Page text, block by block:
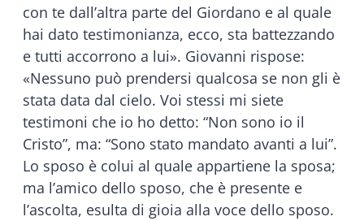
con te dall’altra parte del Giordano e al quale
hai dato testimonianza, ecco, sta battezzando
e tutti accorrono a lui». Giovanni rispose:
«Nessuno può prendersi qualcosa se non gli è
stata data dal cielo. Voi stessi mi siete
testimoni che io ho detto: “Non sono io il
Cristo”, ma: “Sono stato mandato avanti a lui”.
Lo sposo è colui al quale appartiene la sposa;
ma l’amico dello sposo, che è presente e
l’ascolta, esulta di gioia alla voce dello sposo.